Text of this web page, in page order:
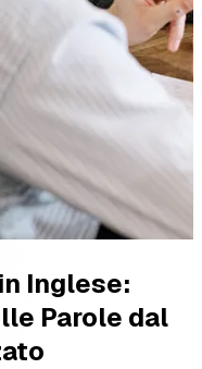
Inglese:
Parole dal